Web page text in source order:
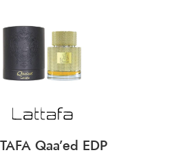
Qaa’ed EDP